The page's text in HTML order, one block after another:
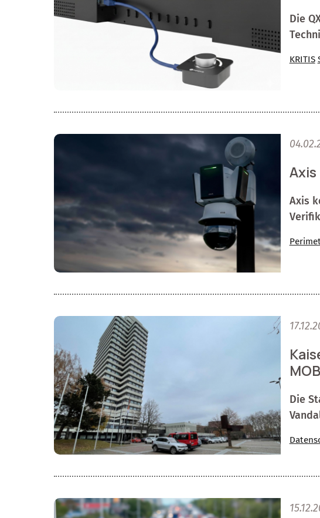
Die
KRITIS
Axis
Die